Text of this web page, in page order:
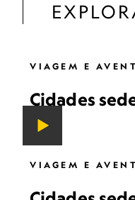
VIAGEM E
Cidades
VIAGEM E